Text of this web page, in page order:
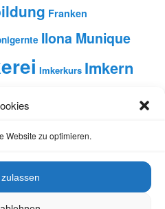
Website zu optimieren.
Franken
Ilona Munique
Imkerkurs Imkern
Unterricht
Wachs